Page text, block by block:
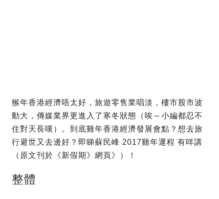
猴年香港經濟唔太好，旅遊零售業唱淡，樓市股市波
動大，傳媒業界更進入了寒冬狀態（唉～小編都忍不
住對天長嘆）。到底雞年香港經濟發展會點？想去旅
行避世又去邊好？即睇蘇民峰 2017雞年運程 有咩講
（原文刊於《新假期》網頁》）！
整體